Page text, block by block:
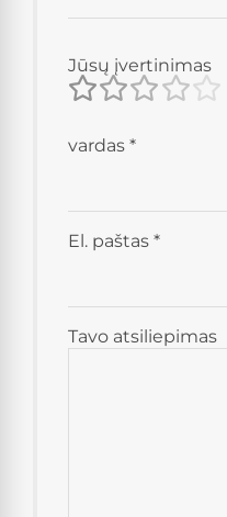
Jūsų įvertinimas
Tavo atsiliepimas
vardas *
El. paštas *